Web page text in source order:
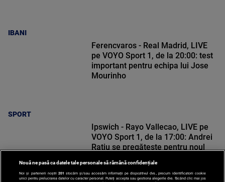
IBANI
SPORT
Ferencvaros - Real Madrid, LIVE
pe VOYO Sport 1, de la 20:00: test
important pentru echipa lui Jose
Mourinho
Ipswich - Rayo Vallecao, LIVE pe
VOYO Sport 1, de la 17:00: Andrei
Rațiu se pregătește pentru noul
Nouă ne pasă ca datele tale personale să rămână confidențiale
Noi și partenerii noștri 201 stocăm și/sau accesăm informații pe dispozitivul dvs., precum identificatorii cookie
unici pentru prelucrarea datelor cu caracter personal. Puteți accepta sau gestiona alegerile dvs. făcând clic mai jos